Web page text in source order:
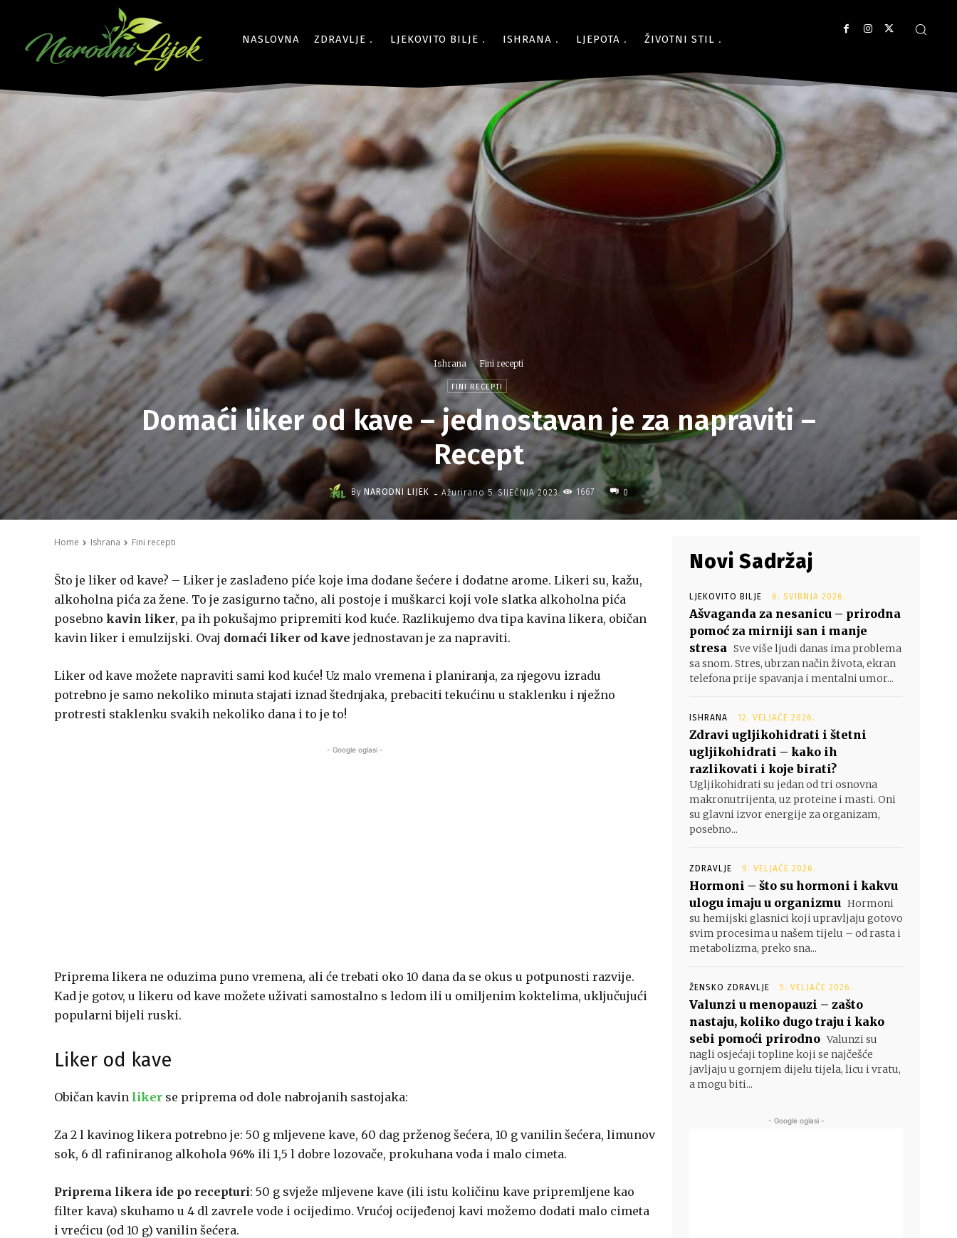
NASLOVNA ZDRAVLJE LJEKOVITO BILJE ISHRANA LJEPOTA ŽIVOTNI STIL
Ishrana Fini recepti
FINI RECEPTI
Domaći liker od kave – jednostavan je za napraviti –
Recept
By NARODNI LIJEK - Ažurirano 5. SIJEČNJA 2023. 1667 0
Home Ishrana Fini recepti
Što je liker od kave? – Liker je zaslađeno piće koje ima dodane šećere i dodatne arome. Likeri su, kažu,
alkoholna pića za žene. To je zasigurno tačno, ali postoje i muškarci koji vole slatka alkoholna pića
posebno kavin liker, pa ih pokušajmo pripremiti kod kuće. Razlikujemo dva tipa kavina likera, običan
kavin liker i emulzijski. Ovaj domaći liker od kave jednostavan je za napraviti.
Liker od kave možete napraviti sami kod kuće! Uz malo vremena i planiranja, za njegovu izradu
potrebno je samo nekoliko minuta stajati iznad štednjaka, prebaciti tekućinu u staklenku i nježno
protresti staklenku svakih nekoliko dana i to je to!
- Google oglasi -
Priprema likera ne oduzima puno vremena, ali će trebati oko 10 dana da se okus u potpunosti razvije.
Kad je gotov, u likeru od kave možete uživati ​​samostalno s ledom ili u omiljenim koktelima, uključujući
popularni bijeli ruski.
Liker od kave
Običan kavin liker se priprema od dole nabrojanih sastojaka:
Za 2 l kavinog likera potrebno je: 50 g mljevene kave, 60 dag prženog šećera, 10 g vanilin šećera, limunov
sok, 6 dl rafiniranog alkohola 96% ili 1,5 l dobre lozovače, prokuhana voda i malo cimeta.
Priprema likera ide po recepturi: 50 g svježe mljevene kave (ili istu količinu kave pripremljene kao
filter kava) skuhamo u 4 dl zavrele vode i ocijedimo. Vrućoj ocijeđenoj kavi možemo dodati malo cimeta
i vrećicu (od 10 g) vanilin šećera.
Novi Sadržaj
LJEKOVITO BILJE 6. SVIBNJA 2026.
Ašvaganda za nesanicu – prirodna
pomoć za mirniji san i manje
stresa Sve više ljudi danas ima problema
sa snom. Stres, ubrzan način života, ekran
telefona prije spavanja i mentalni umor...
ISHRANA 12. VELJAČE 2026.
Zdravi ugljikohidrati i štetni
ugljikohidrati – kako ih
razlikovati i koje birati?
Ugljikohidrati su jedan od tri osnovna
makronutrijenta, uz proteine i masti. Oni
su glavni izvor energije za organizam,
posebno...
ZDRAVLJE 9. VELJAČE 2026.
Hormoni – što su hormoni i kakvu
ulogu imaju u organizmu Hormoni
su hemijski glasnici koji upravljaju gotovo
svim procesima u našem tijelu – od rasta i
metabolizma, preko sna...
ŽENSKO ZDRAVLJE 5. VELJAČE 2026.
Valunzi u menopauzi – zašto
nastaju, koliko dugo traju i kako
sebi pomoći prirodno Valunzi su
nagli osjećaji topline koji se najčešće
javljaju u gornjem dijelu tijela, licu i vratu,
a mogu biti...
- Google oglasi -